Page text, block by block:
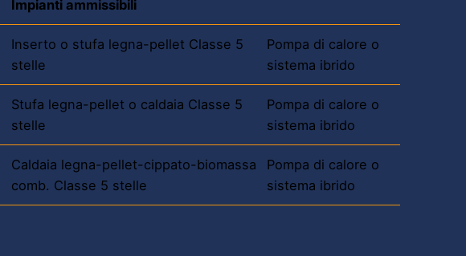
Impianti ammissibili
Inserto o stufa legna-pellet Classe 5
stelle
Pompa di calore o
sistema ibrido
Stufa legna-pellet o caldaia Classe 5
stelle
Pompa di calore o
sistema ibrido
Caldaia legna-pellet-cippato-biomassa
comb. Classe 5 stelle
Pompa di calore o
sistema ibrido